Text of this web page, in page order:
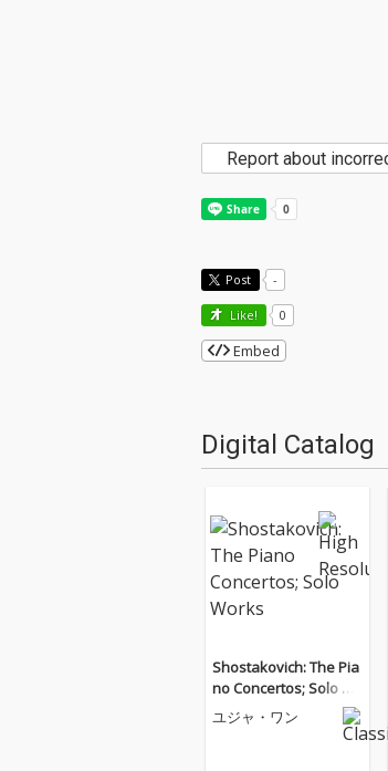
Report about
Post -
Like! 0
Embed
Digital Catalog
Shostakovich: The Pia
no Concertos; Solo W
orks
ユジャ・ワン